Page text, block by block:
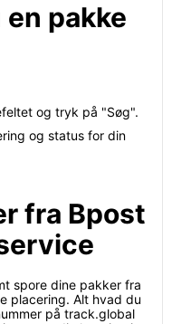
pakke
og tryk på "Søg".
og status for din
fra Bpost
spore dine pakker fra
placering. Alt hvad du
på track.global